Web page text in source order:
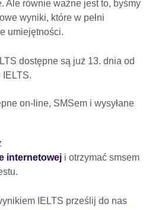
Ale równie ważne jest to, byśmy
wyniki, które w pełni
umiejętności.
dostępne są już 13. dnia od
IELTS.
on-line, SMSem i wysyłane
internetowej i otrzymać smsem
IELTS prześlij do nas